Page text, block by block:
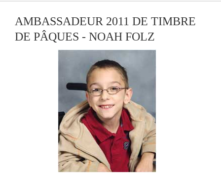
AMBASSADEUR 2011 DE TIMBRE
DE PÂQUES - NOAH FOLZ